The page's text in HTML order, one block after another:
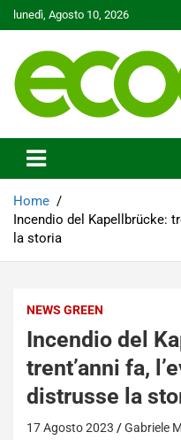
Skip
to
lunedì, Agosto 10, 2026
Ecoo.it
Home
Incendio del Kapellbrücke:
la storia
NEWS GREEN
Incendio del
trent’anni fa,
distrusse la
17 Agosto 2023 Gabriele